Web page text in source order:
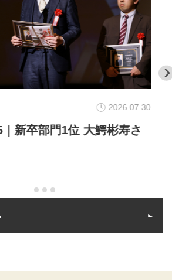
2026.07.30
新卒部門1位 大鰐彬寿さ